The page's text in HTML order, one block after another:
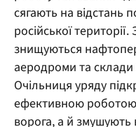
сягають на відстань
російської
знищуються
аеродроми та склади
Очільниця уряду
ефективною
ворога, а й змушують